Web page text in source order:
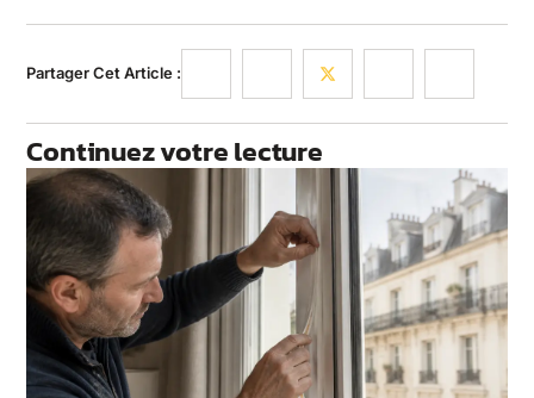
Partager Cet Article :
Continuez votre lecture